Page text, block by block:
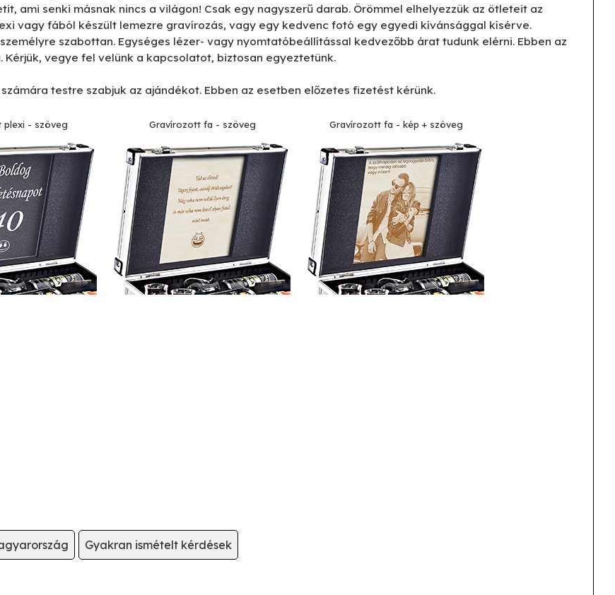
ami senki másnak nincs a világon! Csak egy nagyszerű darab. Örömmel elhelyezzük az ötleteit az
vagy fából készült lemezre gravírozás, vagy egy kedvenc fotó egy egyedi kívánsággal kísérve.
szabottan. Egységes lézer- vagy nyomtatóbeállítással kedvezőbb árat tudunk elérni. Ebben az
vegye fel velünk a kapcsolatot, biztosan egyeztetünk.
testre szabjuk az ajándékot. Ebben az esetben előzetes fizetést kérünk.
plexi - szöveg Gravírozott fa - szöveg Gravírozott fa - kép + szöveg
Gyakran ismételt kérdések